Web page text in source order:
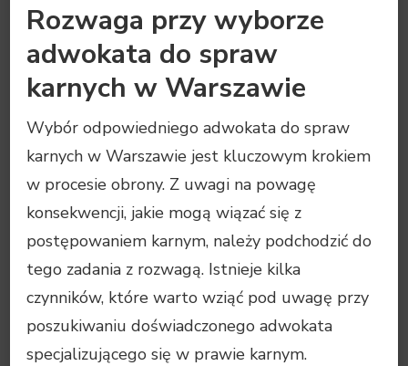
Rozwaga przy wyborze
adwokata do spraw
karnych w Warszawie
Wybór odpowiedniego adwokata do spraw
karnych w Warszawie jest kluczowym krokiem
w procesie obrony. Z uwagi na powagę
konsekwencji, jakie mogą wiązać się z
postępowaniem karnym, należy podchodzić do
tego zadania z rozwagą. Istnieje kilka
czynników, które warto wziąć pod uwagę przy
poszukiwaniu doświadczonego adwokata
specjalizującego się w prawie karnym.